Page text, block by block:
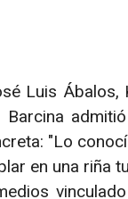
Luis Ábalos,
"Lo
en una riña